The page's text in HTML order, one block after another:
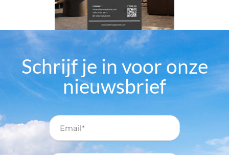
Schrijf je in voor onze
nieuwsbrief